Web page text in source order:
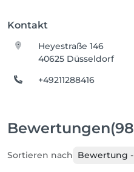
Kontakt
Heyestraße 146
40625 Düsseldorf
+49211288416
Bewertungen
Sortieren nach Bewertung